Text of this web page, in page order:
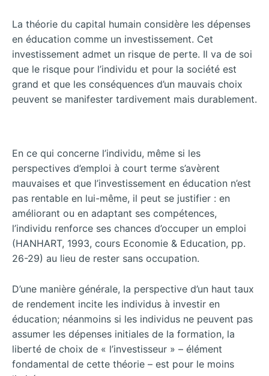
La théorie du capital humain considère les dépenses
en éducation comme un investissement. Cet
investissement admet un risque de perte. Il va de soi
que le risque pour l’individu et pour la société est
grand et que les conséquences d’un mauvais choix
peuvent se manifester tardivement mais durablement.
En ce qui concerne l’individu, même si les
perspectives d’emploi à court terme s’avèrent
mauvaises et que l’investissement en éducation n’est
pas rentable en lui-même, il peut se justifier : en
améliorant ou en adaptant ses compétences,
l’individu renforce ses chances d’occuper un emploi
(HANHART, 1993, cours Economie & Education, pp.
26-29) au lieu de rester sans occupation.
D’une manière générale, la perspective d’un haut taux
de rendement incite les individus à investir en
éducation; néanmoins si les individus ne peuvent pas
assumer les dépenses initiales de la formation, la
liberté de choix de « l’investisseur » – élément
fondamental de cette théorie – est pour le moins